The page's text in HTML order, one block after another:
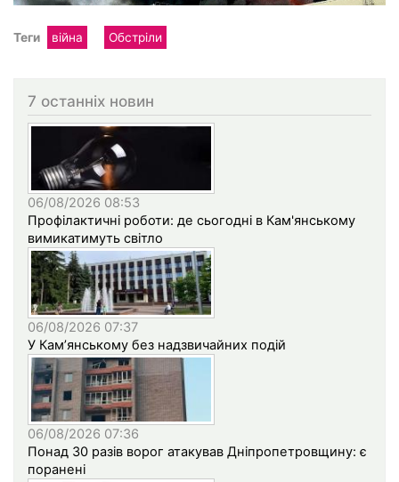
Теги війна Обстріли
7 останніх новин
06/08/2026 08:53
Профілактичні роботи: де сьогодні в Кам'янському
вимикатимуть світло
06/08/2026 07:37
У Кам’янському без надзвичайних подій
06/08/2026 07:36
Понад 30 разів ворог атакував Дніпропетровщину: є
поранені